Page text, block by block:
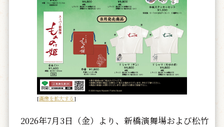
[画像を拡大する ]
2026年7月3日（金）より、新橋演舞場および松竹